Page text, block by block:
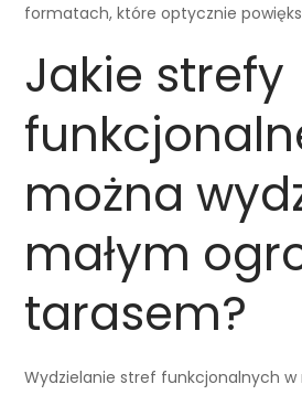
formatach, które optycznie
Jakie strefy
można
małym
tarasem?
Wydzielanie stref funkcjonalnych w